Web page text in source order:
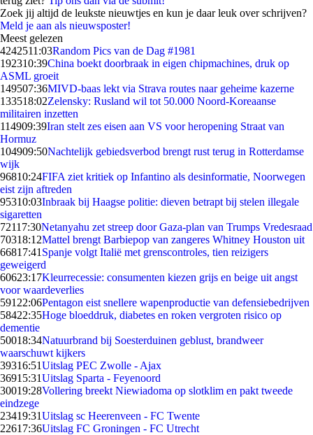
Zoek jij altijd de leukste nieuwtjes en kun je daar leuk over schrijven?
Meld je aan als nieuwsposter!
Meest gelezen
4242511:03Random Pics van de Dag #1981
192310:39China boekt doorbraak in eigen chipmachines, druk op
ASML groeit
149507:36MIVD-baas lekt via Strava routes naar geheime kazerne
133518:02Zelensky: Rusland wil tot 50.000 Noord-Koreaanse
militairen inzetten
114909:39Iran stelt zes eisen aan VS voor heropening Straat van
Hormuz
104909:50Nachtelijk gebiedsverbod brengt rust terug in Rotterdamse
wijk
96810:24FIFA ziet kritiek op Infantino als desinformatie, Noorwegen
eist zijn aftreden
95310:03Inbraak bij Haagse politie: dieven betrapt bij stelen illegale
sigaretten
72117:30Netanyahu zet streep door Gaza-plan van Trumps Vredesraad
70318:12Mattel brengt Barbiepop van zangeres Whitney Houston uit
66817:41 Spanje volgt Italië met grenscontroles, tien reizigers
geweigerd
60623:17Kleurrecessie: consumenten kiezen grijs en beige uit angst
voor waardeverlies
591 22:06Pentagon eist snellere wapenproductie van defensiebedrijven
58422:35Hoge bloeddruk, diabetes en roken vergroten risico op
dementie
50018:34Natuurbrand bij Soesterduinen geblust, brandweer
waarschuwt kijkers
39316:51Uitslag PEC Zwolle - Ajax
36915:31Uitslag Sparta - Feyenoord
30019:28Vollering breekt Niewiadoma op slotklim en pakt tweede
eindzege
23419:31Uitslag sc Heerenveen - FC Twente
22617:36Uitslag FC Groningen - FC Utrecht